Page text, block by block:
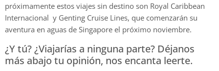
próximamente estos viajes sin destino son Royal Caribbean
Internacional y Genting Cruise Lines, que comenzarán su
aventura en aguas de Singapore el próximo noviembre.
¿Y tú? ¿Viajarías a ninguna parte? Déjanos
más abajo tu opinión, nos encanta leerte.